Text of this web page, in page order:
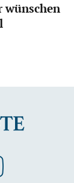
wünschen